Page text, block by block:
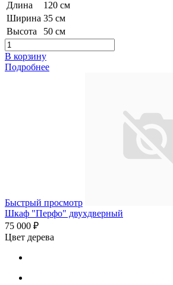
Длина
120 см
Ширина 35 см
Высота
50 см
В корзину
Подробнее
Быстрый просмотр
Шкаф "Перфо" двухдверный
75 000 ₽
Цвет дерева